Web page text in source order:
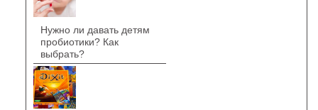
Нужно ли давать детям
пробиотики? Как
выбрать?